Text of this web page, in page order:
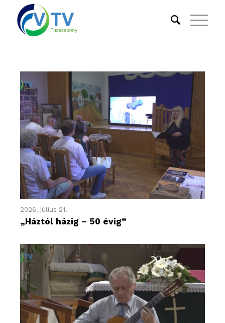
2026. július 21.
„Háztól házig – 50 évig”